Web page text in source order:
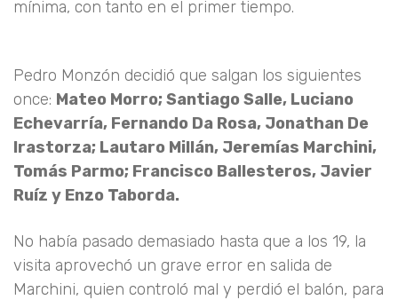
mínima, con tanto en el primer tiempo.
Pedro Monzón decidió que salgan los siguientes
once: Mateo Morro; Santiago Salle, Luciano
Echevarría, Fernando Da Rosa, Jonathan De
Irastorza; Lautaro Millán, Jeremías Marchini,
Tomás Parmo; Francisco Ballesteros, Javier
Ruíz y Enzo Taborda.
No había pasado demasiado hasta que a los 19, la
visita aprovechó un grave error en salida de
Marchini, quien controló mal y perdió el balón, para